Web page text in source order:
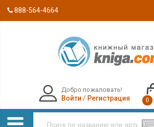
888-564-4664
Добро пожаловать!
Войти / Регистрация 0